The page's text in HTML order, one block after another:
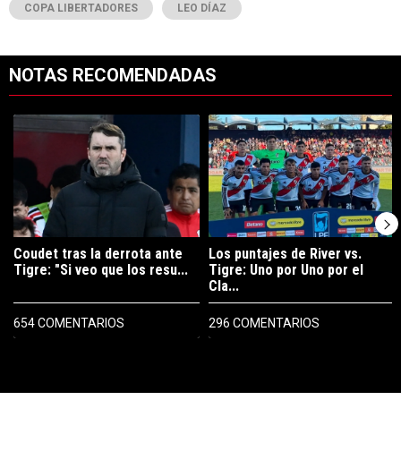
COPA LIBERTADORES LEO DÍAZ
NOTAS RECOMENDADAS
Un artículo de tendencia con el título "Coudet tras la derrota ante
Coudet tras la derrota ante
Tigre: "Si veo que los resu...
654 COMENTARIOS
Un artículo de tendencia con el
Los puntajes de River vs.
Tigre: Uno por Uno por el
Cla...
296 COMENTARIOS